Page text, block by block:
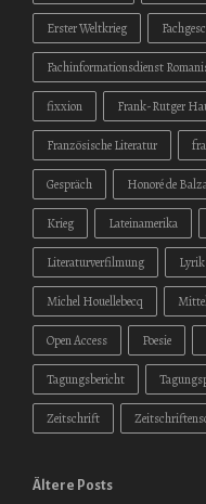
Erster Weltkrieg
Fachinformationsdienst
fixxion Frank-Rutger
Französische Literatur
Gespräch Honoré de
Krieg Lateinamerika
Literaturverfilmung Lyrik
Michel Houellebecq
Open Access Poesie
Tagungsbericht
Zeitschrift
Ältere Posts